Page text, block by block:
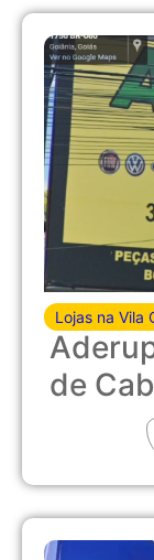
Lojas na Vila
de